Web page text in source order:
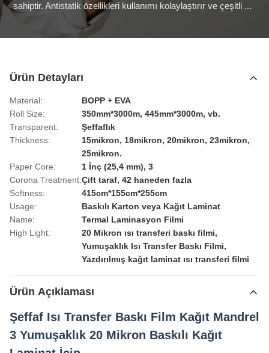
sahiptir. Antistatik özellikleri kullanımı kolaylaştırır ve çeşitli ...
Ürün Detayları
Material:
BOPP + EVA
Roll Size:
350mm*3000m, 445mm*3000m, vb.
Transparent:
Şeffaflık
Thickness:
15mikron, 18mikron, 20mikron, 23mikron,
25mikron.
Paper Core:
1 İnç (25,4 mm), 3
Corona Treatment:Çift taraf, 42 haneden fazla
Softness:
415cm*155cm*255cm
Usage:
Baskılı Karton veya Kağıt Laminat
Name:
Termal Laminasyon Filmi
High Light:
20 Mikron ısı transferi baskı filmi,
Yumuşaklık Isı Transfer Baskı Filmi,
Yazdırılmış kağıt laminat ısı transferi filmi
Ürün Açıklaması
Şeffaf Isı Transfer Baskı Film Kağıt Mandrel
3 Yumuşaklık 20 Mikron Baskılı Kağıt